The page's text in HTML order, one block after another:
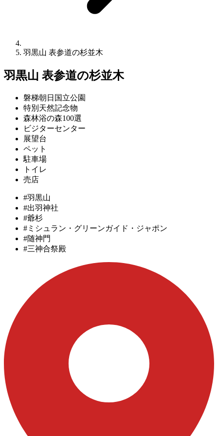
羽黒山 表参道の杉並木
羽黒山 表参道の杉並木
磐梯朝日国立公園
特別天然記念物
森林浴の森100選
ビジターセンター
展望台
ペット
駐車場
トイレ
売店
#羽黒山
#出羽神社
#爺杉
#ミシュラン・グリーンガイド・ジャポン
#随神門
#三神合祭殿